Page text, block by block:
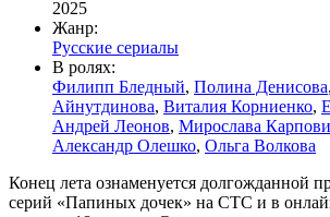
2025
Жанр:
Русские сериалы
В ролях:
Филипп Бледный, Полина Денисова,
Айнутдинова, Виталия Корниенко,
Андрей Леонов, Мирослава
Александр Олешко, Ольга Волкова
Конец лета ознаменуется долгожданной
серий «Папиных дочек» на СТС и в